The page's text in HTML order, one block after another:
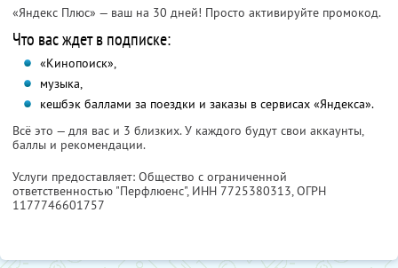
«Яндекс Плюс» — ваш на 30 дней! Просто активируйте промокод.
Что вас ждет в подписке:
«Кинопоиск»,
музыка,
кешбэк баллами за поездки и заказы в сервисах «Яндекса».
Всё это — для вас и 3 близких. У каждого будут свои аккаунты,
баллы и рекомендации.
Услуги предоставляет: Общество с ограниченной
ответственностью "Перфлюенс", ИНН 7725380313, ОГРН
1177746601757